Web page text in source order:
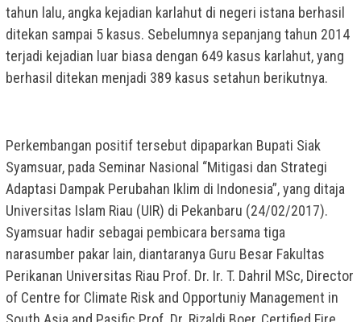
tahun lalu, angka kejadian karlahut di negeri istana berhasil
ditekan sampai 5 kasus. Sebelumnya sepanjang tahun 2014
terjadi kejadian luar biasa dengan 649 kasus karlahut, yang
berhasil ditekan menjadi 389 kasus setahun berikutnya.
Perkembangan positif tersebut dipaparkan Bupati Siak
Syamsuar, pada Seminar Nasional “Mitigasi dan Strategi
Adaptasi Dampak Perubahan Iklim di Indonesia”, yang ditaja
Universitas Islam Riau (UIR) di Pekanbaru (24/02/2017).
Syamsuar hadir sebagai pembicara bersama tiga
narasumber pakar lain, diantaranya Guru Besar Fakultas
Perikanan Universitas Riau Prof. Dr. Ir. T. Dahril MSc, Director
of Centre for Climate Risk and Opportuniy Management in